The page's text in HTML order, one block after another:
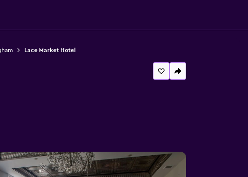
Lace Market Hotel